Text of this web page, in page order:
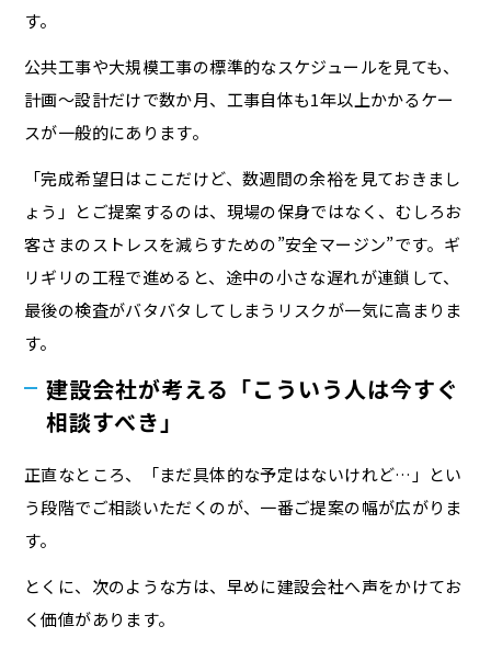
す。
公共工事や大規模工事の標準的なスケジュールを見ても、
計画〜設計だけで数か月、工事自体も1年以上かかるケー
スが一般的にあります。
「完成希望日はここだけど、数週間の余裕を見ておきまし
ょう」とご提案するのは、現場の保身ではなく、むしろお
客さまのストレスを減らすための”安全マージン”です。ギ
リギリの工程で進めると、途中の小さな遅れが連鎖して、
最後の検査がバタバタしてしまうリスクが一気に高まりま
す。
建設会社が考える「こういう人は今すぐ
相談すべき」
正直なところ、「まだ具体的な予定はないけれど…」とい
う段階でご相談いただくのが、一番ご提案の幅が広がりま
す。
とくに、次のような方は、早めに建設会社へ声をかけてお
く価値があります。